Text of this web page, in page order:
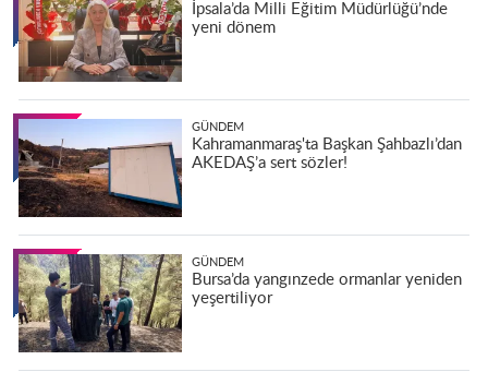
İpsala’da Milli Eğitim Müdürlüğü’nde
yeni dönem
GÜNDEM
Kahramanmaraş'ta Başkan Şahbazlı’dan
AKEDAŞ’a sert sözler!
GÜNDEM
Bursa’da yangınzede ormanlar yeniden
yeşertiliyor